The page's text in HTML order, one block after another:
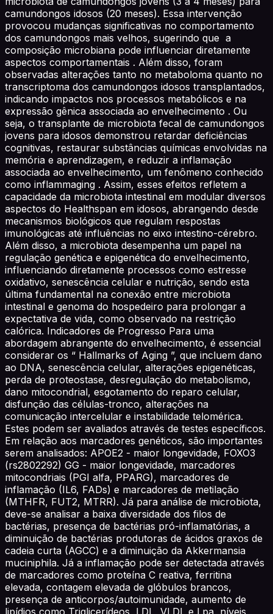
camundongos idosos (20 meses). Essa intervenção
provocou mudanças significativas no comportamento
dos camundongos mais velhos, sugerindo que a
composição microbiana pode influenciar diretamente
aspectos comportamentais . Além disso, foram
observadas alterações tanto no metaboloma quanto no
transcriptoma dos camundongos idosos transplantados,
indicando impactos nos processos metabólicos e na
expressão gênica associada ao envelhecimento . Ou
seja, o transplante de microbiota fecal de camundongos
jovens para idosos demonstrou retardar deficiências
cognitivas, restaurar substâncias químicas envolvidas na
memória e aprendizagem, e reduzir a inflamação
associada ao envelhecimento, um fenômeno conhecido
como inflammaging . Assim, esses efeitos refletem a
capacidade da microbiota intestinal em modular diversos
aspectos do Healthspan em idosos, abrangendo desde
mecanismos biológicos que regulam respostas
imunológicas até influências no eixo intestino-cérebro.
Além disso, a microbiota desempenha um papel na
regulação genética e epigenética do envelhecimento,
influenciando diretamente processos como estresse
oxidativo, senescência celular e nutrição, sendo esta
última fundamental na conexão entre microbiota
intestinal e genoma do hospedeiro para prolongar a
expectativa de vida, como observado na restrição
calórica. Indicadores de Progresso Para uma
abordagem abrangente do envelhecimento, é essencial
considerar os “ Hallmarks of Aging ”, que incluem dano
ao DNA, senescência celular, alterações epigenéticas,
perda de proteostase, desregulação do metabolismo,
dano mitocondrial, esgotamento do reparo celular,
disfunção das células-tronco, alterações na
comunicação intercelular e instabilidade telomérica.
Estes podem ser avaliados através de testes específicos.
Em relação aos marcadores genéticos, são importantes
serem analisados: APOE2 - maior longevidade, FOXO3
(rs2802292) GG - maior longevidade, marcadores
mitocondriais (PGI alfa, PPARG), marcadores de
inflamação (IL6, FADs) e marcadores de metilação
(MTHFR, FUT2, MTRR). Já para análise de microbiota,
deve-se analisar a baixa diversidade dos filos de
bactérias, presença de bactérias pró-inflamatórias, a
diminuição de bactérias produtoras de ácidos graxos de
cadeia curta (AGCC) e a diminuição da Akkermansia
muciniphila. Já a inflamação pode ser detectada através
de marcadores como proteína C reativa, ferritina
elevada, contagem elevada de glóbulos brancos,
presença de anticorpos/autoimunidade, aumento de
lipídios como Triglicerídeos, LDL, VLDL e Lpa, níveis